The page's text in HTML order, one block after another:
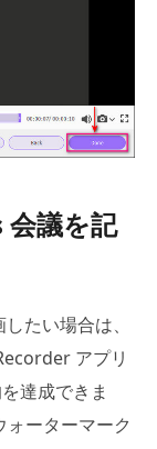
会議を記
たい場合は、
アプリ
達成できま
ーターマーク